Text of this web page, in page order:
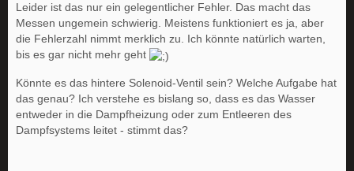
Leider ist das nur ein gelegentlicher Fehler. Das macht das
Messen ungemein schwierig. Meistens funktioniert es ja, aber
die Fehlerzahl nimmt merklich zu. Ich könnte natürlich warten,
bis es gar nicht mehr geht
Könnte es das hintere Solenoid-Ventil sein? Welche Aufgabe hat
das genau? Ich verstehe es bislang so, dass es das Wasser
entweder in die Dampfheizung oder zum Entleeren des
Dampfsystems leitet - stimmt das?